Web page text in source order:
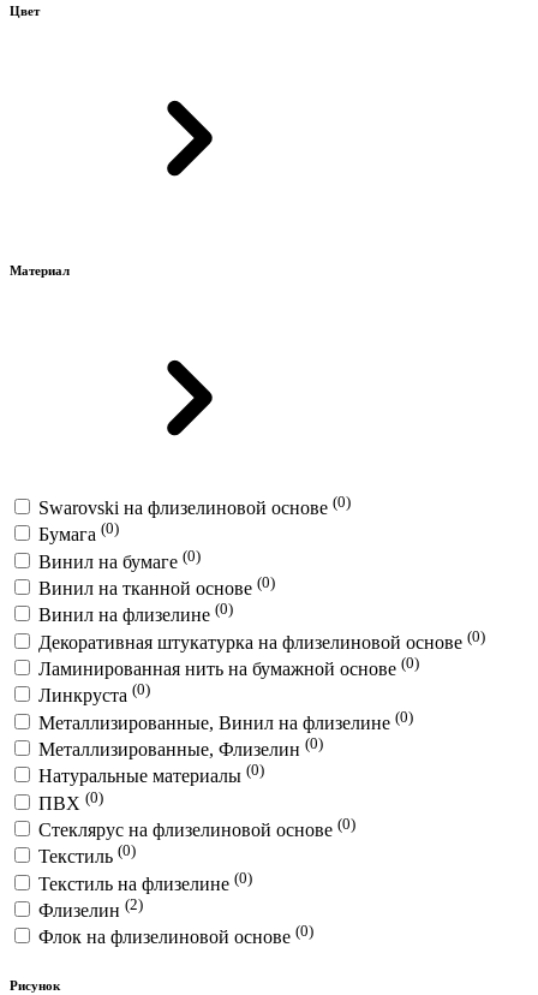
Цвет
Материал
Swarovski на флизелиновой основе (0)
Бумага (0)
Винил на бумаге (0)
Винил на тканной основе (0)
Винил на флизелине (0)
Декоративная штукатурка на флизелиновой основе (0)
Ламинированная нить на бумажной основе (0)
Линкруста (0)
Металлизированные, Винил на флизелине (0)
Металлизированные, Флизелин (0)
Натуральные материалы (0)
ПВХ (0)
Стеклярус на флизелиновой основе (0)
Текстиль (0)
Текстиль на флизелине (0)
Флизелин (2)
Флок на флизелиновой основе (0)
Рисунок